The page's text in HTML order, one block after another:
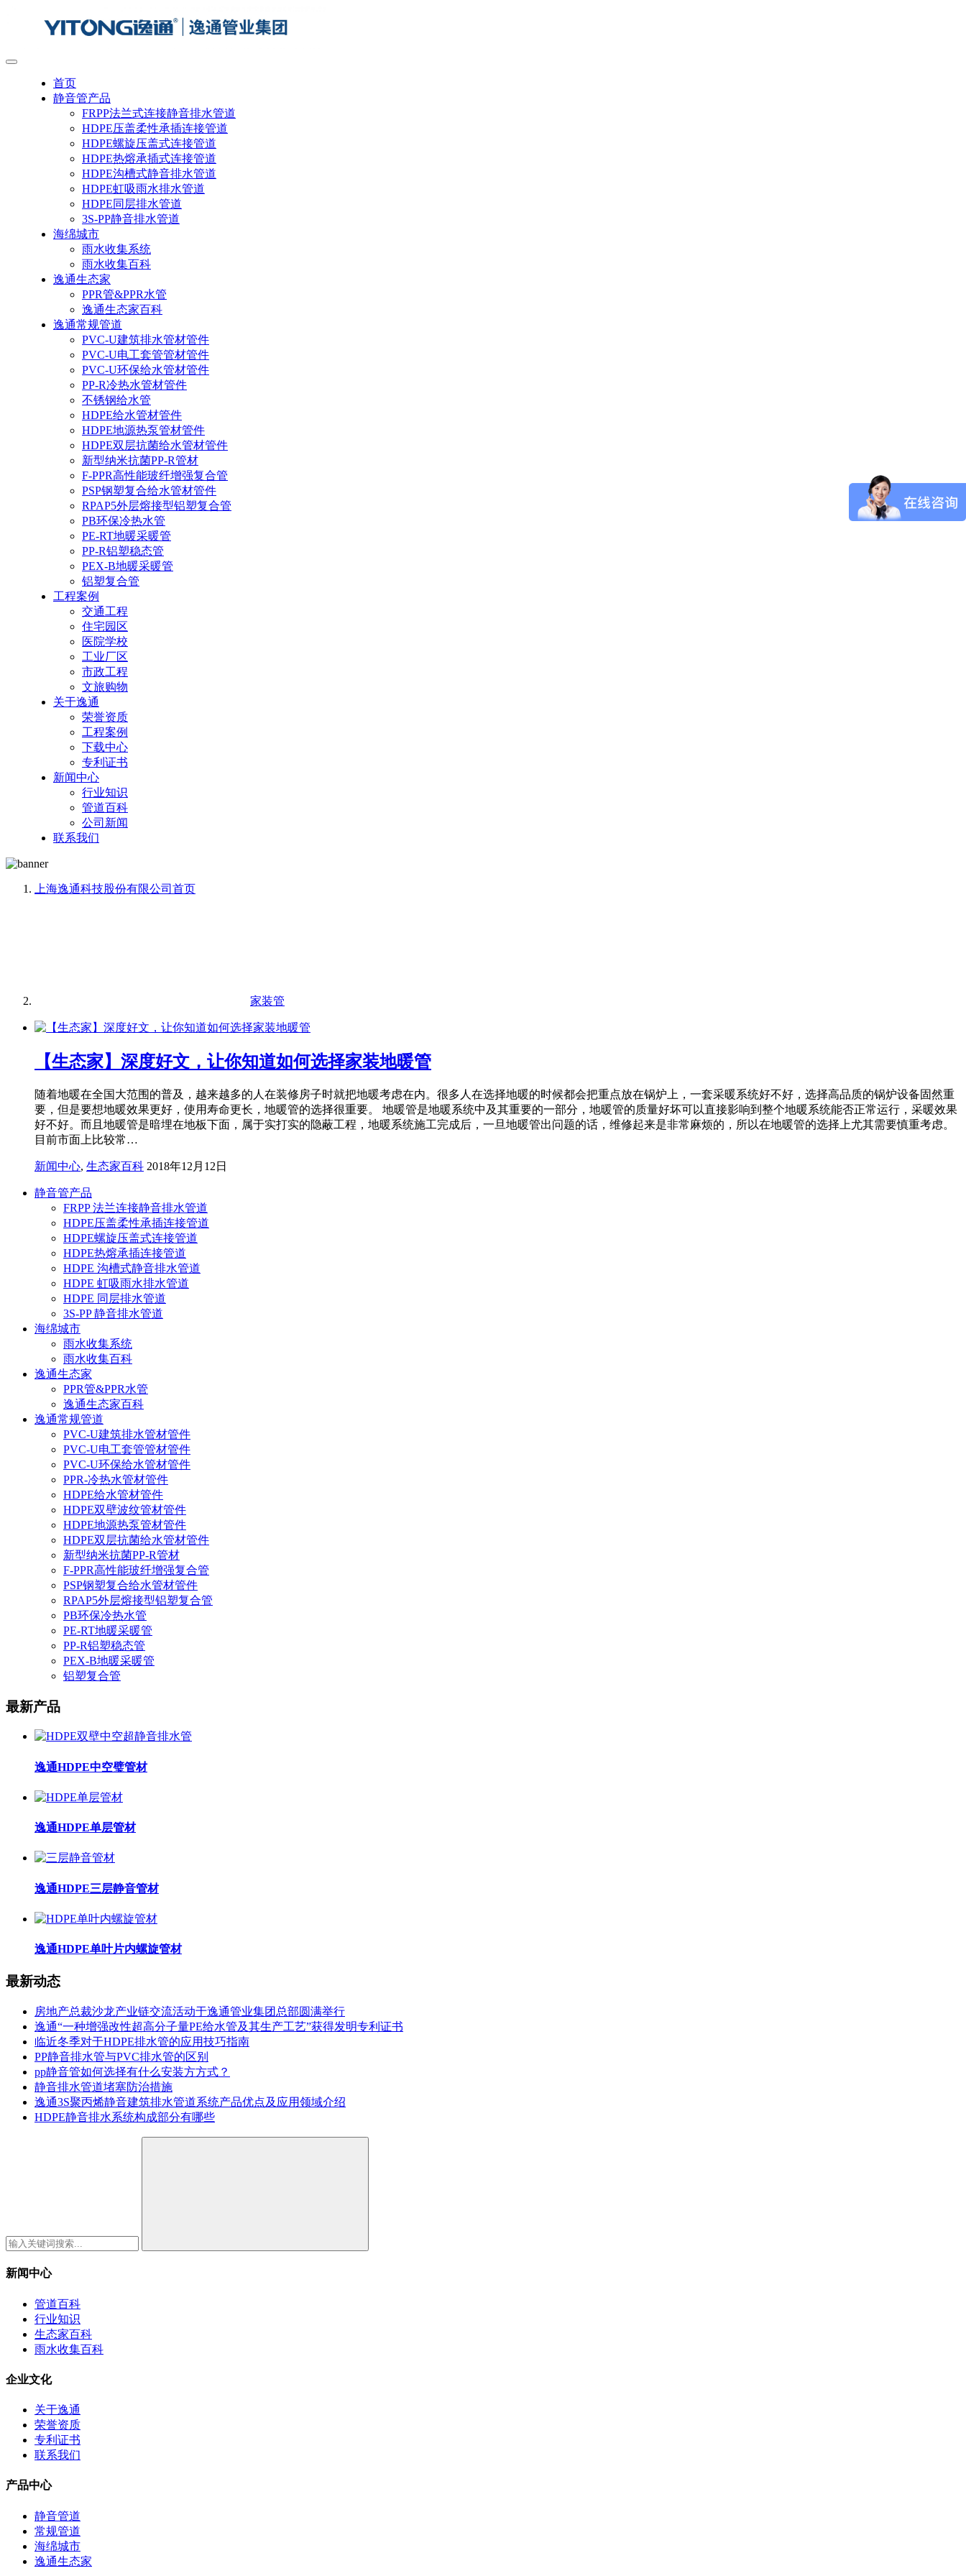
首页
静音管产品
FRPP法兰式连接静音排水管道
HDPE压盖柔性承插连接管道
HDPE螺旋压盖式连接管道
HDPE热熔承插式连接管道
HDPE沟槽式静音排水管道
HDPE虹吸雨水排水管道
HDPE同层排水管道
3S-PP静音排水管道
海绵城市
雨水收集系统
雨水收集百科
逸通生态家
PPR管&PPR水管
逸通生态家百科
逸通常规管道
PVC-U建筑排水管材管件
PVC-U电工套管管材管件
PVC-U环保给水管材管件
PP-R冷热水管材管件
不锈钢给水管
HDPE给水管材管件
HDPE地源热泵管材管件
HDPE双层抗菌给水管材管件
新型纳米抗菌PP-R管材
F-PPR高性能玻纤增强复合管
PSP钢塑复合给水管材管件
RPAP5外层熔接型铝塑复合管
PB环保冷热水管
PE-RT地暖采暖管
PP-R铝塑稳态管
PEX-B地暖采暖管
铝塑复合管
工程案例
交通工程
住宅园区
医院学校
工业厂区
市政工程
文旅购物
关于逸通
荣誉资质
工程案例
下载中心
专利证书
新闻中心
行业知识
管道百科
公司新闻
联系我们
上海逸通科技股份有限公司 首页
家装管
【生态家】深度好文，让你知道如何选择家装地暖管
随着地暖在全国大范围的普及，越来越多的人在装修房子时就把地暖考虑在内。很多人在选择地暖的时候都会把重点放在锅炉上，一套采暖系统好不好，选择高品质的锅炉设备固然重
要，但是要想地暖效果更好，使用寿命更长，地暖管的选择很重要。 地暖管是地暖系统中及其重要的一部分，地暖管的质量好坏可以直接影响到整个地暖系统能否正常运行，采暖效果
好不好。而且地暖管是暗埋在地板下面，属于实打实的隐蔽工程，地暖系统施工完成后，一旦地暖管出问题的话，维修起来是非常麻烦的，所以在地暖管的选择上尤其需要慎重考虑。
目前市面上比较常…
新闻中心, 生态家百科 2018年12月12日
静音管产品
FRPP 法兰连接静音排水管道
HDPE压盖柔性承插连接管道
HDPE螺旋压盖式连接管道
HDPE热熔承插连接管道
HDPE 沟槽式静音排水管道
HDPE 虹吸雨水排水管道
HDPE 同层排水管道
3S-PP 静音排水管道
海绵城市
雨水收集系统
雨水收集百科
逸通生态家
PPR管&PPR水管
逸通生态家百科
逸通常规管道
PVC-U建筑排水管材管件
PVC-U电工套管管材管件
PVC-U环保给水管材管件
PPR-冷热水管材管件
HDPE给水管材管件
HDPE双壁波纹管材管件
HDPE地源热泵管材管件
HDPE双层抗菌给水管材管件
新型纳米抗菌PP-R管材
F-PPR高性能玻纤增强复合管
PSP钢塑复合给水管材管件
RPAP5外层熔接型铝塑复合管
PB环保冷热水管
PE-RT地暖采暖管
PP-R铝塑稳态管
PEX-B地暖采暖管
铝塑复合管
最新产品
逸通HDPE中空璧管材
逸通HDPE单层管材
逸通HDPE三层静音管材
逸通HDPE单叶片内螺旋管材
最新动态
房地产总裁沙龙产业链交流活动于逸通管业集团总部圆满举行
逸通“一种增强改性超高分子量PE给水管及其生产工艺”获得发明专利证书
临近冬季对于HDPE排水管的应用技巧指南
PP静音排水管与PVC排水管的区别
pp静音管如何选择有什么安装方方式？
静音排水管道堵塞防治措施
逸通3S聚丙烯静音建筑排水管道系统产品优点及应用领域介绍
HDPE静音排水系统构成部分有哪些
新闻中心
管道百科
行业知识
生态家百科
雨水收集百科
企业文化
关于逸通
荣誉资质
专利证书
联系我们
产品中心
静音管道
常规管道
海绵城市
逸通生态家